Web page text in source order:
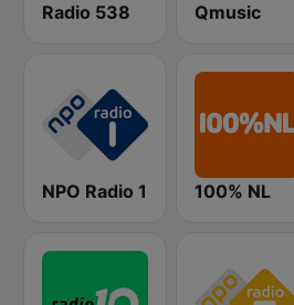
Radio 538 Qmusic
NPO Radio 1 100% NL